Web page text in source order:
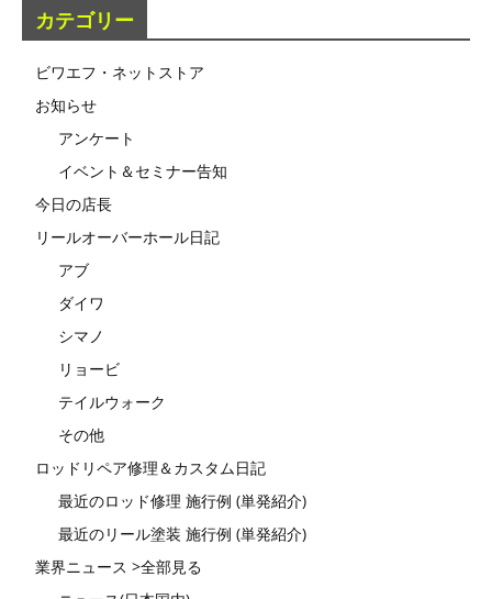
カテゴリー
ビワエフ・ネットストア
お知らせ
アンケート
イベント＆セミナー告知
今日の店長
リールオーバーホール日記
アブ
ダイワ
シマノ
リョービ
テイルウォーク
その他
ロッドリペア修理＆カスタム日記
最近のロッド修理 施行例 (単発紹介)
最近のリール塗装 施行例 (単発紹介)
業界ニュース >全部見る